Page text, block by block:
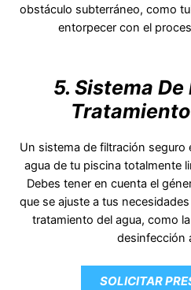
obstáculo subterráneo, como
entorpecer con el
5. Sistema
Un sistema de filtración seguro
agua de tu piscina totalmente
Debes tener en cuenta el
que se ajuste a tus
tratamiento del agua, como
desinfección
SOLICITAR